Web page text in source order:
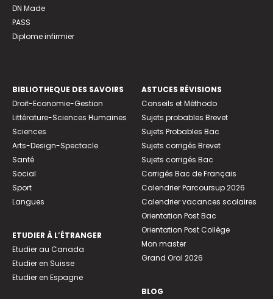
DN Made
PASS
Diplome infirmier
BIBLIOTHEQUE DES SAVOIRS
Droit-Economie-Gestion
Littérature-Sciences Humaines
Sciences
Arts-Design-Spectacle
Santé
Social
Sport
Langues
ETUDIER À L’ÉTRANGER
Etudier au Canada
Etudier en Suisse
Etudier en Espagne
ASTUCES RÉVISIONS
Conseils et Méthodo
Sujets probables Brevet
Sujets Probables Bac
Sujets corrigés Brevet
Sujets corrigés Bac
Corrigés Bac de Français
Calendrier Parcoursup 2026
Calendrier vacances scolaires
Orientation Post Bac
Orientation Post Collège
Mon master
Grand Oral 2026
BLOG